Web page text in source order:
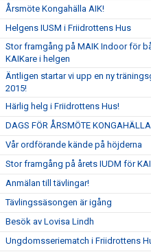
Årsmöte Kongahälla AIK!
Helgens IUSM i Friidrottens Hus
Stor framgång på MAIK Indoor för
KAIKare i helgen
Äntligen startar vi upp en ny
2015!
Härlig helg i Friidrottens Hus!
DAGS FÖR ÅRSMÖTE
Vår ordförande kände på höjderna
Stor framgång på årets IUDM för
Anmälan till tävlingar!
Tävlingssäsongen är igång
Besök av Lovisa Lindh
Ungdomsseriematch i Friidrottens